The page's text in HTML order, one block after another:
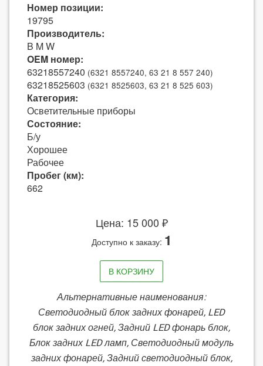
Номер позиции:
19795
Производитель:
B M W
OEM номер:
63218557240 (6321 8557240, 63 21 8 557 240)
63218525603 (6321 8525603, 63 21 8 525 603)
Категория:
Осветительные приборы
Состояние:
Б/у
Хорошее
Рабочее
Пробег (км):
662
Цена: 15 000 ₽
Доступно к заказу: 1
В КОРЗИНУ
Альтернативные наименования:
Светодиодный блок задних фонарей, LED
блок задних огней, Задний LED фонарь блок,
Блок задних LED ламп, Светодиодный модуль
задних фонарей, Задний светодиодный блок,